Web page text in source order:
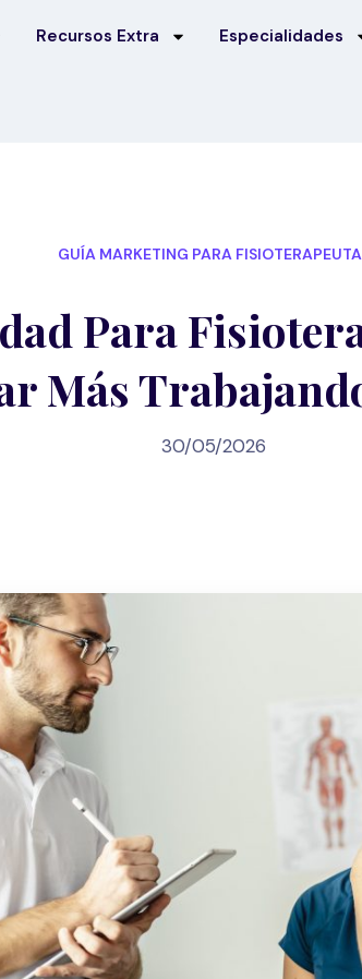
Recursos Extra Especialidades
GUÍA MARKETING PARA
Para
Más
30/05/2026